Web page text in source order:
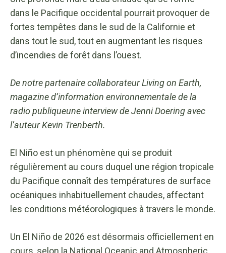
dans le Pacifique occidental pourrait provoquer de
fortes tempêtes dans le sud de la Californie et
dans tout le sud, tout en augmentant les risques
d’incendies de forêt dans l’ouest.
De notre partenaire collaborateur Living on Earth,
magazine d’information environnementale de la
radio publiqueune interview de Jenni Doering avec
l’auteur Kevin Trenberth.
El Niño est un phénomène qui se produit
régulièrement au cours duquel une région tropicale
du Pacifique connaît des températures de surface
océaniques inhabituellement chaudes, affectant
les conditions météorologiques à travers le monde.
Un El Niño de 2026 est désormais officiellement en
cours, selon la National Oceanic and Atmospheric